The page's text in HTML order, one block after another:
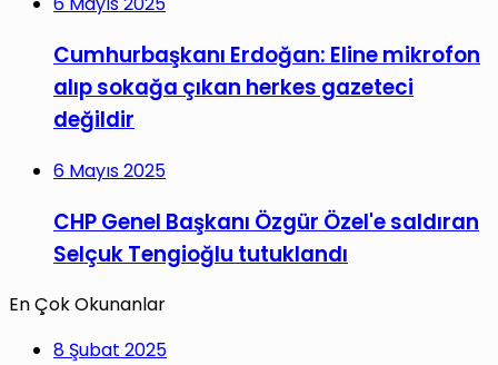
Cumhurbaşkanı Erdoğan: Eline mikrofon
alıp sokağa çıkan herkes gazeteci
değildir
6 Mayıs 2025
CHP Genel Başkanı Özgür Özel'e saldıran
Selçuk Tengioğlu tutuklandı
En Çok Okunanlar
8 Şubat 2025